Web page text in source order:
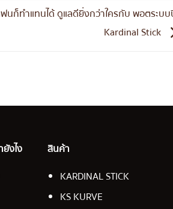
ฟนก็ทำแทนได้ ดูแลดียิ่งกว่าใครกับ พอตระบ
Kardinal Stick
งไง
สินค้า
KARDINAL STICK
KS KURVE